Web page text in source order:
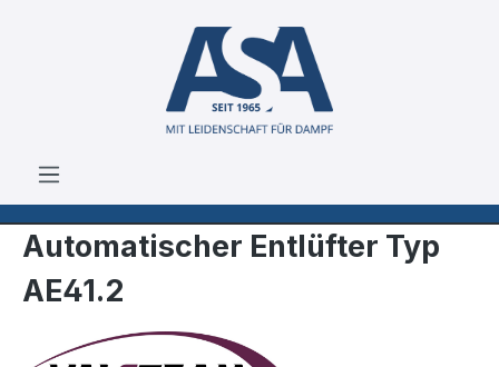
Zum Hauptinhalt springen
Automatischer Entlüfter Typ
AE41.2